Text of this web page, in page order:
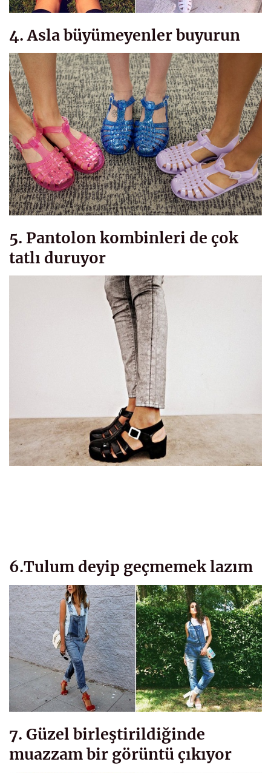
4. Asla büyümeyenler buyurun
5. Pantolon kombinleri de çok
tatlı duruyor
6.Tulum deyip geçmemek lazım
7. Güzel birleştirildiğinde
muazzam bir görüntü çıkıyor